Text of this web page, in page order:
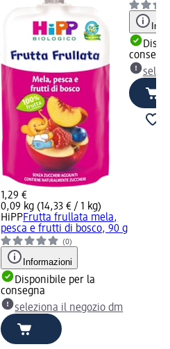
1,29 €
0,09 kg (14,33 € / 1 kg)
HiPPFrutta frullata mela,
pesca e frutti di bosco, 90 g
(0)
Informazioni
Disponibile per la
consegna
seleziona il negozio dm